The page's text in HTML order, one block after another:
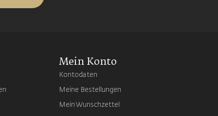
Mein Konto
Kontodaten
Meine Bestellungen
Mein Wunschzettel